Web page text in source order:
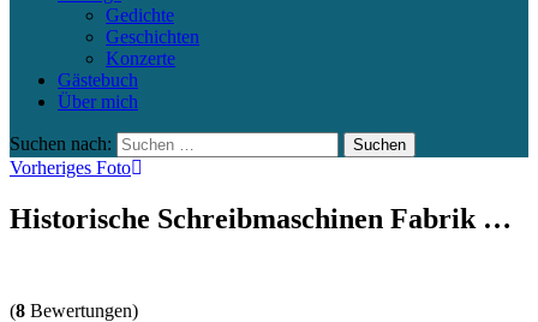
Gedichte
Geschichten
Konzerte
Gästebuch
Über mich
Suchen nach:
Vorheriges Foto
Historische Schreibmaschinen Fabrik …
(8 Bewertungen)